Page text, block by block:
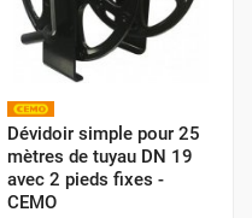
Dévidoir simple pour 25
mètres de tuyau DN 19
avec 2 pieds fixes -
CEMO